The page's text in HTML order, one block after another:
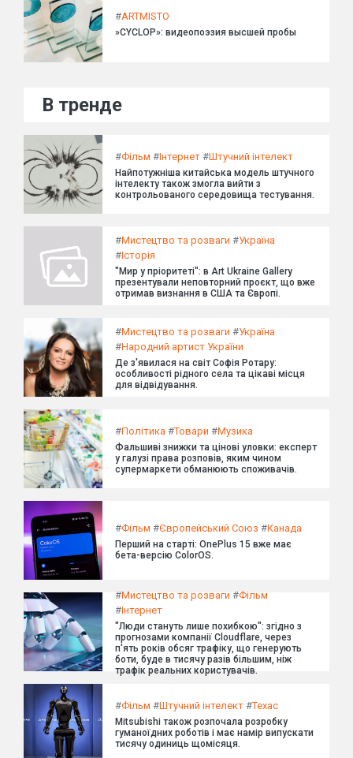
#ARTMISTO
»CYCLOP»: видеопоэзия высшей пробы
В тренде
#Фільм #Інтернет #Штучний інтелект
Найпотужніша китайська модель штучного
інтелекту також змогла вийти з
контрольованого середовища тестування.
#Мистецтво та розваги #Україна
#Історія
"Мир у пріоритеті": в Art Ukraine Gallery
презентували неповторний проєкт, що вже
отримав визнання в США та Європі.
#Мистецтво та розваги #Україна
#Народний артист України
Де з'явилася на світ Софія Ротару:
особливості рідного села та цікаві місця
для відвідування.
#Політика #Товари #Музика
Фальшиві знижки та цінові уловки: експерт
у галузі права розповів, яким чином
супермаркети обманюють споживачів.
#Фільм #Європейський Союз #Канада
Перший на старті: OnePlus 15 вже має
бета-версію ColorOS.
#Мистецтво та розваги #Фільм
#Інтернет
"Люди стануть лише похибкою": згідно з
прогнозами компанії Cloudflare, через
п'ять років обсяг трафіку, що генерують
боти, буде в тисячу разів більшим, ніж
трафік реальних користувачів.
#Фільм #Штучний інтелект #Техас
Mitsubishi також розпочала розробку
гуманоїдних роботів і має намір випускати
тисячу одиниць щомісяця.